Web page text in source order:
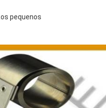
pequenos